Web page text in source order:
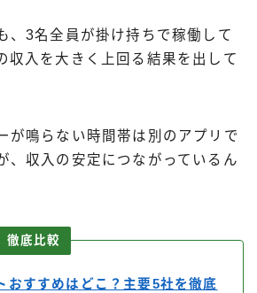
、3名全員が掛け持ちで稼働して
収入を大きく上回る結果を出して
が鳴らない時間帯は別のアプリで
、収入の安定につながっているん
徹底比較
おすすめはどこ？主要5社を徹底